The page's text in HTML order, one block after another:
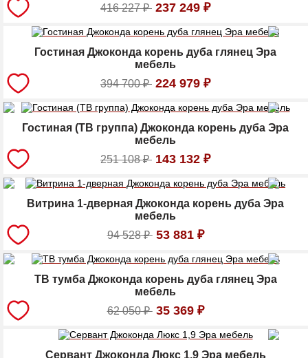
416 227₽ 237 249 ₽
Гостиная Джоконда корень дуба глянец Эра
мебель
394 700₽ 224 979 ₽
Гостиная (ТВ группа) Джоконда корень дуба Эра
мебель
251 108₽ 143 132 ₽
Витрина 1-дверная Джоконда корень дуба Эра
мебель
94 528₽ 53 881 ₽
ТВ тумба Джоконда корень дуба глянец Эра
мебель
62 050₽ 35 369 ₽
Сервант Джоконда Люкс 1,9 Эра мебель